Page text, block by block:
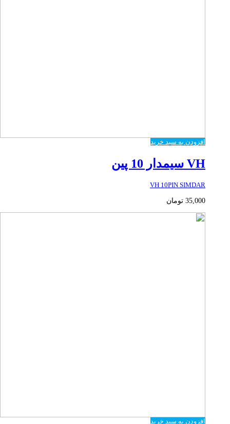
افزودن به سبد خرید
VH سیمدار 10 پین
VH 10PIN SIMDAR
35,000 تومان
افزودن به سبد خرید